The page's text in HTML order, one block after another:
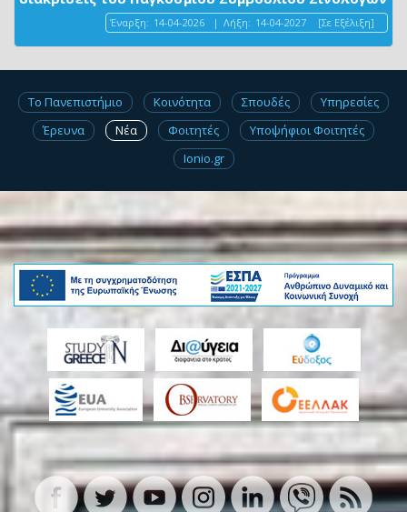
Έναρξη: 14-04-2026 | Λήξη: 14-04-2027 [Σε Εξέλιξη]
Το Πανεπιστήμιο Κοινότητα Σπουδές
Υπηρεσίες
Έρευνα
Νέα Φοιτητές
Υποψήφιοι Φοιτητές
Ionio.gr